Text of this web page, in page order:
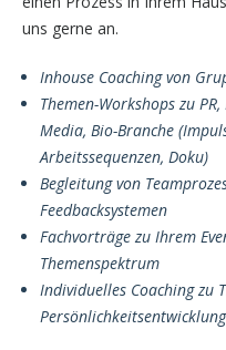
uns gerne an.
Inhouse Coaching von
Themen-Workshops zu
Media, Bio-Branche
Arbeitssequenzen, Doku)
Begleitung von
Feedbacksystemen
Fachvorträge zu Ihrem
Themenspektrum
Individuelles Coaching zu